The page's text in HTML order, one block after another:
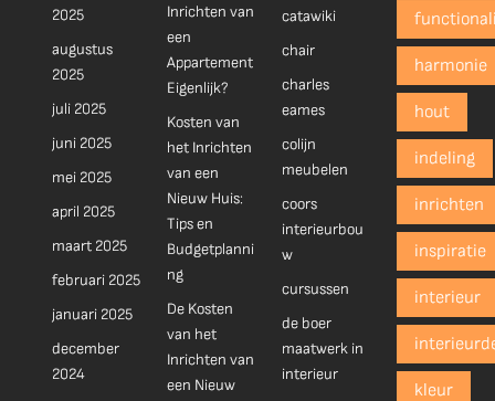
2025
augustus
2025
juli 2025
juni 2025
mei 2025
april 2025
maart 2025
februari 2025
januari 2025
december
2024
Inrichten van
een
Appartement
Eigenlijk?
Kosten van
het Inrichten
van een
Nieuw Huis:
Tips en
Budgetplanni
ng
De Kosten
van het
Inrichten van
een Nieuw
catawiki
chair
charles
eames
colijn
meubelen
coors
interieurbou
w
cursussen
de boer
maatwerk in
interieur
harmonie
hout
indeling
inrichten
inspiratie
interieur
kleur